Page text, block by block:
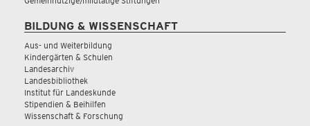
BILDUNG & WISSENSCHAFT
Aus- und Weiterbildung
Kindergärten & Schulen
Landesarchiv
Landesbibliothek
Institut für Landeskunde
Stipendien & Beihilfen
Wissenschaft & Forschung